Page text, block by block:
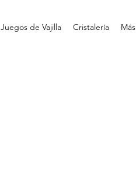
Juegos de Vajilla Cristalería Más